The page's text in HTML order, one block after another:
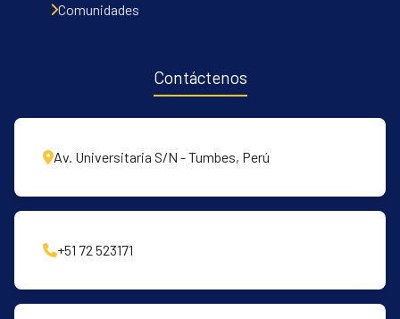
Comunidades
Contáctenos
Av. Universitaria S/N - Tumbes, Perú
+51 72 523171